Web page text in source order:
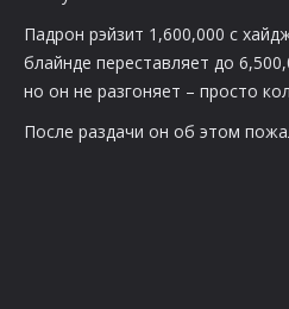
Падрон рэйзит 1,600,000 с
блайнде переставляет до
но он не разгоняет – просто
После раздачи он об этом